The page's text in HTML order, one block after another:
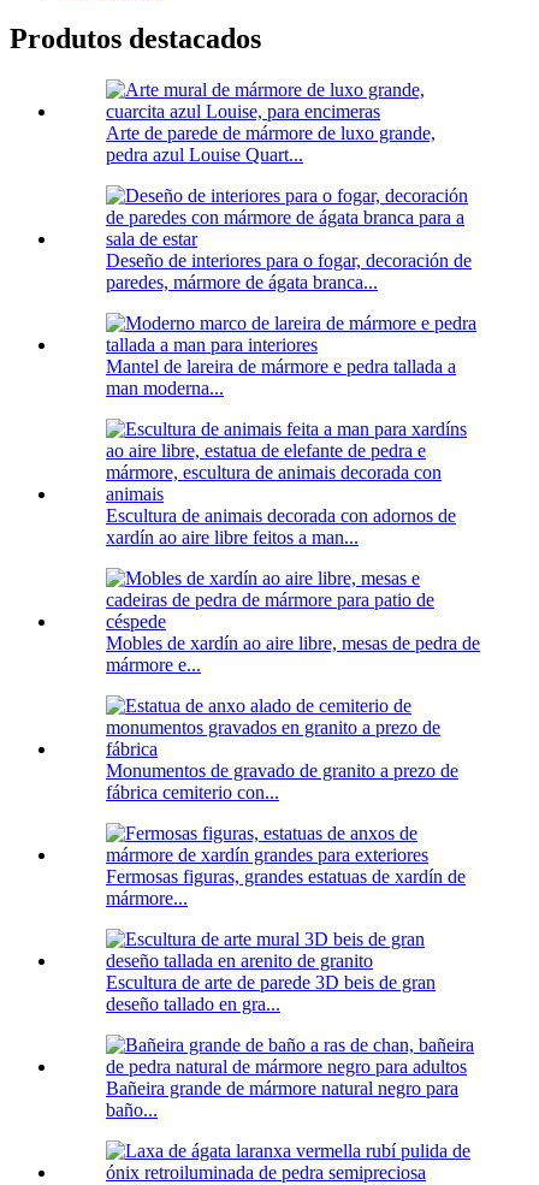
Produtos destacados
Arte de parede de mármore de luxo grande,
pedra azul Louise Quart...
Deseño de interiores para o fogar, decoración de
paredes, mármore de ágata branca...
Mantel de lareira de mármore e pedra tallada a
man moderna...
Escultura de animais decorada con adornos de
xardín ao aire libre feitos a man...
Mobles de xardín ao aire libre, mesas de pedra de
mármore e...
Monumentos de gravado de granito a prezo de
fábrica cemiterio con...
Fermosas figuras, grandes estatuas de xardín de
mármore...
Escultura de arte de parede 3D beis de gran
deseño tallado en gra...
Bañeira grande de mármore natural negro para
baño...